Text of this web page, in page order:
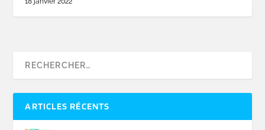
ARTICLES RÉCENTS